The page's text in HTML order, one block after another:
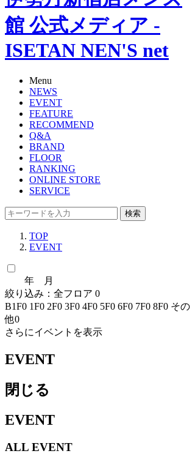
館 公式メディア -
ISETAN NEN'S net
Menu
NEWS
EVENT
FEATURE
RECOMMEND
Q&A
BRAND
FLOOR
RANKING
ONLINE STORE
SERVICE
検索
TOP
EVENT
年 月
絞り込み： 全フロア 0
B1F0 1F0 2F0 3F0 4F0 5F0 6F0 7F0 8F0 その
他0
さらにイベントを表示
EVENT
閉じる
EVENT
ALL EVENT